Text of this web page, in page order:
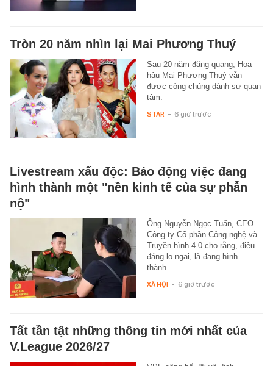
Tròn 20 năm nhìn lại Mai Phương Thuý
Sau 20 năm đăng quang, Hoa
hậu Mai Phương Thuý vẫn
được công chúng dành sự quan
tâm.
STAR - 6 giờ trước
Livestream xấu độc: Báo động việc đang
hình thành một "nền kinh tế của sự phẫn
nộ"
Ông Nguyễn Ngọc Tuấn, CEO
Công ty Cổ phần Công nghệ và
Truyền hình 4.0 cho rằng, điều
đáng lo ngại, là đang hình
thành…
XÃ HỘI - 6 giờ trước
Tất tần tật những thông tin mới nhất của
V.League 2026/27